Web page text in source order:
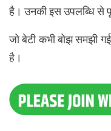
है। उनकी इस उपलब्धि से
जो बेटी कभी बोझ समझी
है।